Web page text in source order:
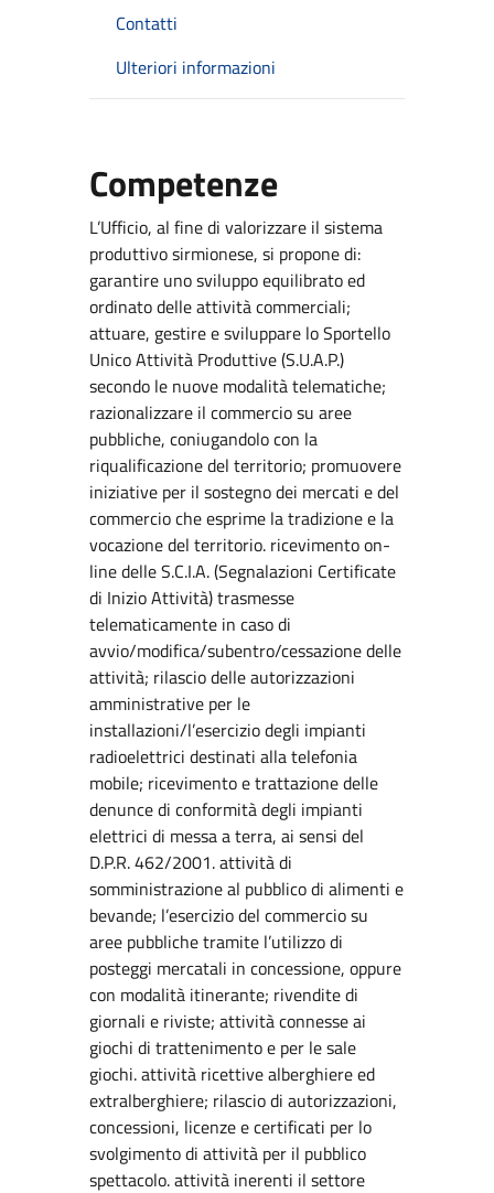
Contatti
Ulteriori informazioni
Competenze
L’Ufficio, al fine di valorizzare il sistema
produttivo sirmionese, si propone di:
garantire uno sviluppo equilibrato ed
ordinato delle attività commerciali;
attuare, gestire e sviluppare lo Sportello
Unico Attività Produttive (S.U.A.P.)
secondo le nuove modalità telematiche;
razionalizzare il commercio su aree
pubbliche, coniugandolo con la
riqualificazione del territorio; promuovere
iniziative per il sostegno dei mercati e del
commercio che esprime la tradizione e la
vocazione del territorio. ricevimento on-
line delle S.C.I.A. (Segnalazioni Certificate
di Inizio Attività) trasmesse
telematicamente in caso di
avvio/modifica/subentro/cessazione delle
attività; rilascio delle autorizzazioni
amministrative per le
installazioni/l’esercizio degli impianti
radioelettrici destinati alla telefonia
mobile; ricevimento e trattazione delle
denunce di conformità degli impianti
elettrici di messa a terra, ai sensi del
D.P.R. 462/2001. attività di
somministrazione al pubblico di alimenti e
bevande; l’esercizio del commercio su
aree pubbliche tramite l’utilizzo di
posteggi mercatali in concessione, oppure
con modalità itinerante; rivendite di
giornali e riviste; attività connesse ai
giochi di trattenimento e per le sale
giochi. attività ricettive alberghiere ed
extralberghiere; rilascio di autorizzazioni,
concessioni, licenze e certificati per lo
svolgimento di attività per il pubblico
spettacolo. attività inerenti il settore